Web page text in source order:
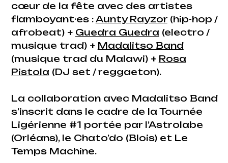
cœur de la fête avec des artistes
flamboyant·es :Aunty Rayzor(hip-hop /
afrobeat) + Guedra Guedra (electro /
musique trad) + Madalitso Band
(musique trad du Malawi) + Rosa
Pistola (DJ set / reggaeton).
La collaboration avec Madalitso Band
s’inscrit dans le cadre de la Tournée
Ligérienne #1 portée par l’Astrolabe
(Orléans), le Chato’do (Blois) et Le
Temps Machine.